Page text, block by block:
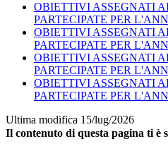
OBIETTIVI ASSEGNATI
PARTECIPATE PER
OBIETTIVI ASSEGNATI
PARTECIPATE PER
OBIETTIVI ASSEGNATI
PARTECIPATE PER
OBIETTIVI ASSEGNATI
PARTECIPATE PER
Ultima modifica 15/lug/2026
Il contenuto di questa pagina ti è